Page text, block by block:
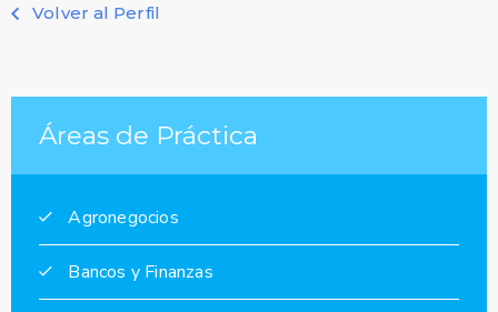
Volver al Perfil
Áreas de Práctica
Agronegocios
Bancos y Finanzas